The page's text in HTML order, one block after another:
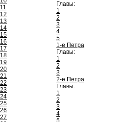
11
12
13
14
15
16
17
18
19
20
21
22
23
24
25
26
27
Главы:
1
2
3
4
5
1-е Петра
Главы:
1
2
3
2-е Петра
Главы:
1
2
3
4
5